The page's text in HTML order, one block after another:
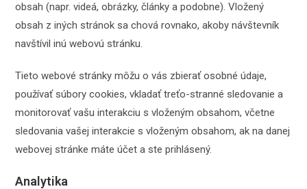
obsah (napr. videá, obrázky, články a podobne). Vložený
obsah z iných stránok sa chová rovnako, akoby návštevník
navštívil inú webovú stránku.
Tieto webové stránky môžu o vás zbierať osobné údaje,
používať súbory cookies, vkladať treťo-stranné sledovanie a
monitorovať vašu interakciu s vloženým obsahom, včetne
sledovania vašej interakcie s vloženým obsahom, ak na danej
webovej stránke máte účet a ste prihlásený.
Analytika